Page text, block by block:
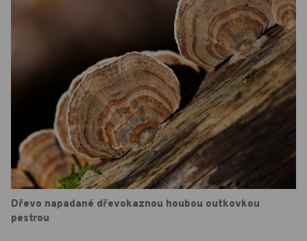
Dřevo napadané dřevokaznou houbou outkovkou
pestrou